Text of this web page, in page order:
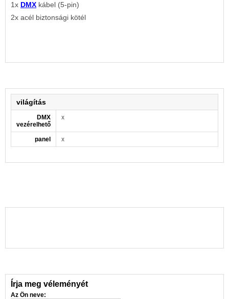
1x DMX kábel (5-pin)
2x acél biztonsági kötél
világítás
DMX
vezérelhető
x
panel x
Írja meg véleményét
Az Ön neve: